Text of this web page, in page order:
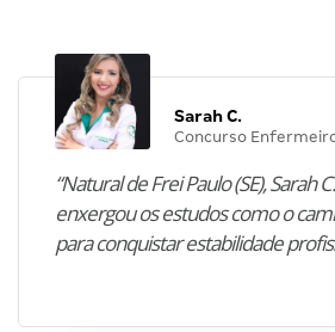
Sarah C.
Concurso
“Natural de Frei Paulo (SE), Sarah
enxergou os estudos como o
para conquistar estabilidade